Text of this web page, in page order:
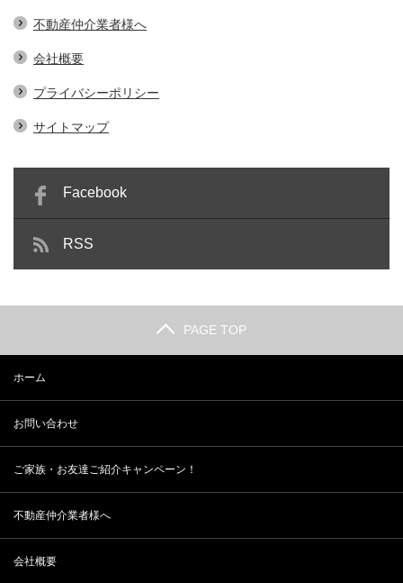
不動産仲介業者様へ
会社概要
プライバシーポリシー
サイトマップ
Facebook
RSS
PAGE TOP
ホーム
お問い合わせ
ご家族・お友達ご紹介キャンペーン！
不動産仲介業者様へ
会社概要